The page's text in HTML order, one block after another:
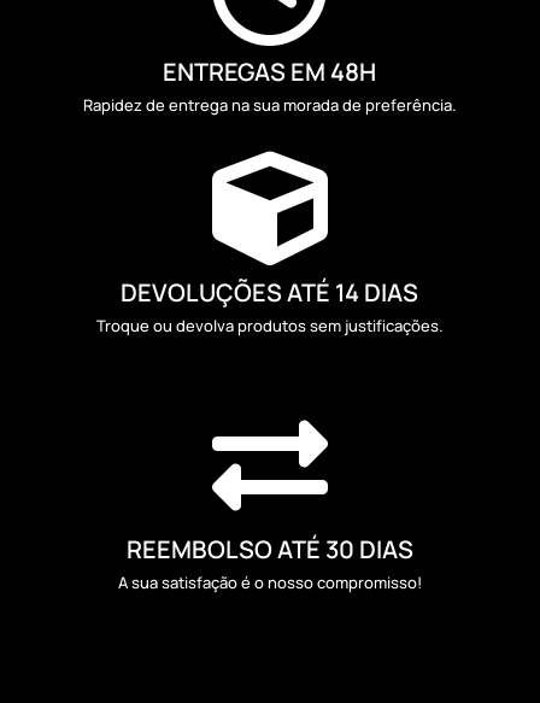
ENTREGAS EM 48H
Rapidez de entrega na sua morada de preferência.

DEVOLUÇÕES ATÉ 14 DIAS
Troque ou devolva produtos sem justificações.

REEMBOLSO ATÉ 30 DIAS
A sua satisfação é o nosso compromisso!